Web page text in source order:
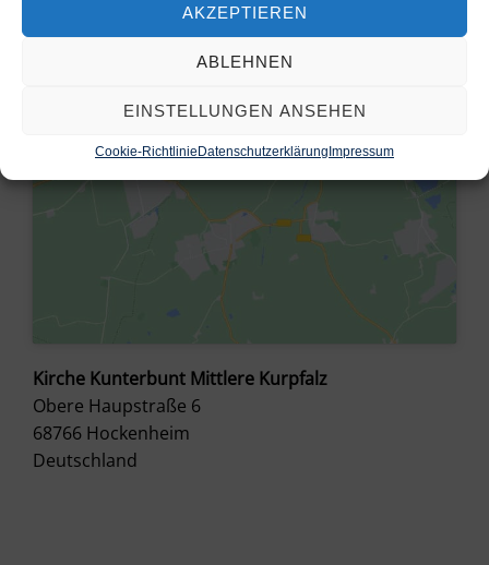
AKZEPTIEREN
ABLEHNEN
EINSTELLUNGEN ANSEHEN
Cookie-Richtlinie Datenschutzerklärung Impressum
Klicke hier, um Marketing-Cookies
zu akzeptieren und diesen Inhalt zu
aktivieren
Kirche Kunterbunt Mittlere Kurpfalz
Obere Haupstraße 6
68766 Hockenheim
Deutschland